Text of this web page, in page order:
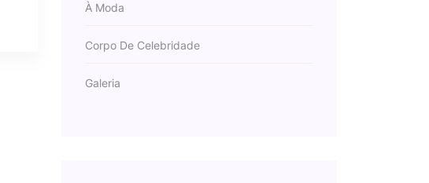
À Moda
Corpo De Celebridade
Galeria